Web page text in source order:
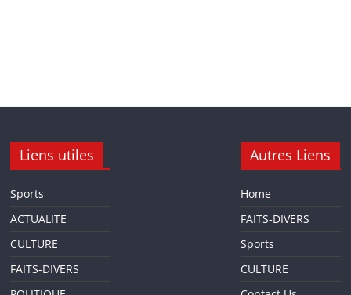
Liens utiles
Sports
ACTUALITE
CULTURE
FAITS-DIVERS
Autres Liens
Home
FAITS-DIVERS
Sports
CULTURE